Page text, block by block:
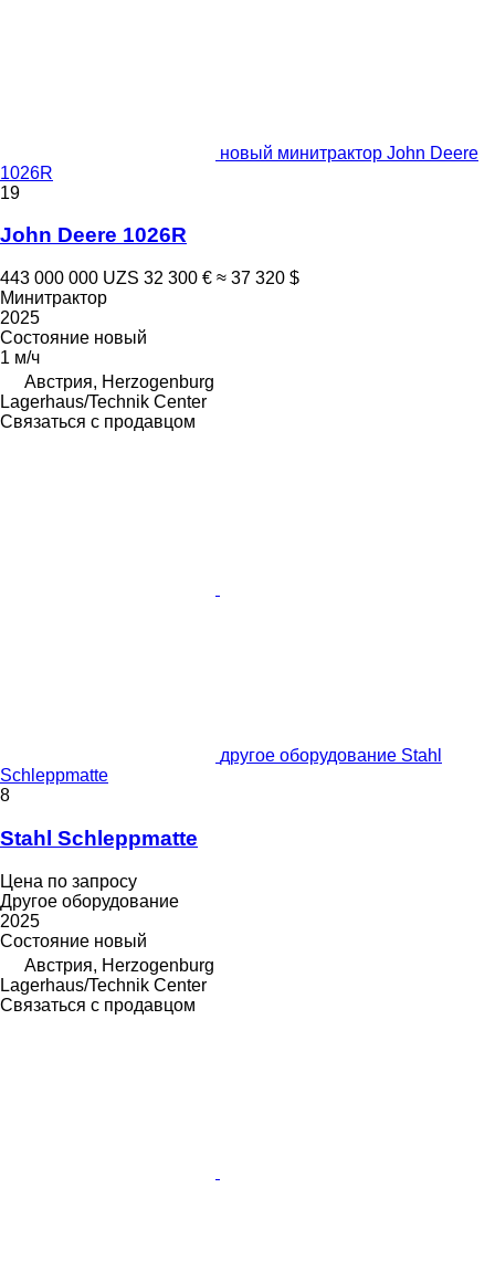
новый минитрактор John Deere
1026R
19
John Deere 1026R
443 000 000 UZS 32 300 € ≈ 37 320 $
Минитрактор
2025
Состояние новый
1 м/ч
Австрия, Herzogenburg
Lagerhaus/Technik Center
Связаться с продавцом
другое оборудование Stahl
Schleppmatte
8
Stahl Schleppmatte
Цена по запросу
Другое оборудование
2025
Состояние новый
Австрия, Herzogenburg
Lagerhaus/Technik Center
Связаться с продавцом